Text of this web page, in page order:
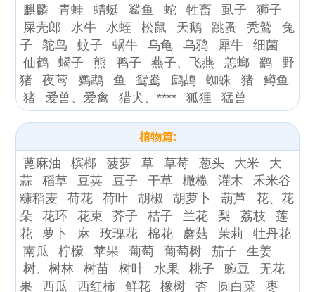
麒麟
青蛙 蜻蜓 鲨鱼 蛇 牲畜 虱子
狮子
屎壳郎
水牛 水蛭 松鼠 天鹅 跳蚤 秃鹫
兔
子
鸵鸟 蚊子 蜗牛 乌龟 乌鸦 犀牛
细菌
仙鹤
蝎子 熊 鸭子 燕子、飞燕 恙螂 鹞
野
猪
夜莺 鹦鹉 鱼 鸳鸯 鹧鸪 蜘蛛 猪
鳟鱼
猪
爱兽、爱禽 猎犬、**** 狐狸 猛兽
植物篇:
蓖麻油 槟榔 菠萝 草 草莓 葱头 大米
大
蒜
稻草 豆荚 豆子 干草 橄榄 灌木
禾米谷
糠稻麦
荷花 荷叶 胡椒 胡萝卜 葫芦
花、花
朵
花环 花束 芥子 桔子 兰花 梨 荔枝
莲
花
萝卜 麻 玫瑰花 棉花 蘑菇 茉莉
牡丹花
南瓜
柠檬 苹果 葡萄 葡萄树 茄子
生姜
树、树林
树苗 树叶 水果 桃子 豌豆
无花
果
西瓜 西红柿 鲜花 橡树 杏 圆白菜
枣